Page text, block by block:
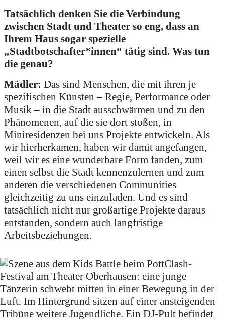
Tatsächlich denken Sie die Verbindung
zwischen Stadt und Theater so eng, dass an
Ihrem Haus sogar spezielle
„Stadtbotschafter*innen“ tätig sind. Was tun
die genau?
Mädler: Das sind Menschen, die mit ihren je
spezifischen Künsten – Regie, Performance oder
Musik – in die Stadt ausschwärmen und zu den
Phänomenen, auf die sie dort stoßen, in
Miniresidenzen bei uns Projekte entwickeln. Als
wir hierherkamen, haben wir damit angefangen,
weil wir es eine wunderbare Form fanden, zum
einen selbst die Stadt kennenzulernen und zum
anderen die verschiedenen Communities
gleichzeitig zu uns einzuladen. Und es sind
tatsächlich nicht nur großartige Projekte daraus
entstanden, sondern auch langfristige
Arbeitsbeziehungen.